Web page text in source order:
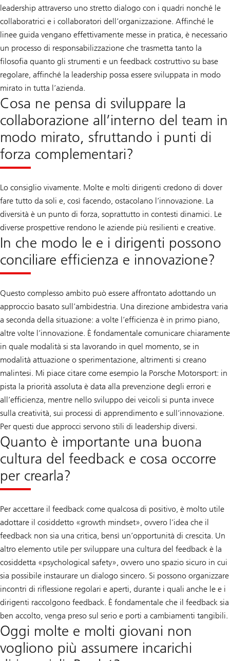
leadership attraverso uno stretto dialogo con i quadri nonché le
collaboratrici e i collaboratori dell’organizzazione. Affinché le
linee guida vengano effettivamente messe in pratica, è necessario
un processo di responsabilizzazione che trasmetta tanto la
filosofia quanto gli strumenti e un feedback costruttivo su base
regolare, affinché la leadership possa essere sviluppata in modo
mirato in tutta l’azienda.
Cosa ne pensa di sviluppare la
collaborazione all’interno del team in
modo mirato, sfruttando i punti di
forza complementari?
Lo consiglio vivamente. Molte e molti dirigenti credono di dover
fare tutto da soli e, così facendo, ostacolano l’innovazione. La
diversità è un punto di forza, soprattutto in contesti dinamici. Le
diverse prospettive rendono le aziende più resilienti e creative.
In che modo le e i dirigenti possono
conciliare efficienza e innovazione?
Questo complesso ambito può essere affrontato adottando un
approccio basato sull’ambidestria. Una direzione ambidestra varia
a seconda della situazione: a volte l’efficienza è in primo piano,
altre volte l’innovazione. È fondamentale comunicare chiaramente
in quale modalità si sta lavorando in quel momento, se in
modalità attuazione o sperimentazione, altrimenti si creano
malintesi. Mi piace citare come esempio la Porsche Motorsport: in
pista la priorità assoluta è data alla prevenzione degli errori e
all’efficienza, mentre nello sviluppo dei veicoli si punta invece
sulla creatività, sui processi di apprendimento e sull’innovazione.
Per questi due approcci servono stili di leadership diversi.
Quanto è importante una buona
cultura del feedback e cosa occorre
per crearla?
Per accettare il feedback come qualcosa di positivo, è molto utile
adottare il cosiddetto «growth mindset», ovvero l’idea che il
feedback non sia una critica, bensì un’opportunità di crescita. Un
altro elemento utile per sviluppare una cultura del feedback è la
cosiddetta «psychological safety», ovvero uno spazio sicuro in cui
sia possibile instaurare un dialogo sincero. Si possono organizzare
incontri di riflessione regolari e aperti, durante i quali anche le e i
dirigenti raccolgono feedback. È fondamentale che il feedback sia
ben accolto, venga preso sul serio e porti a cambiamenti tangibili.
Oggi molte e molti giovani non
vogliono più assumere incarichi